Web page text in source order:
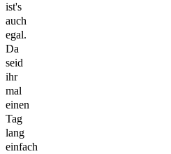
ist's
auch
egal.
Da
seid
ihr
mal
einen
Tag
lang
einfach